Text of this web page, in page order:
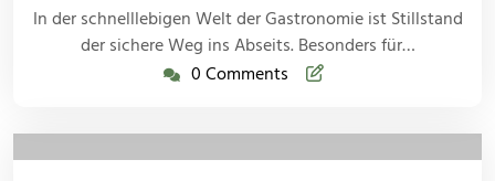
In der schnelllebigen Welt der Gastronomie ist Stillstand
der sichere Weg ins Abseits. Besonders für…
0 Comments